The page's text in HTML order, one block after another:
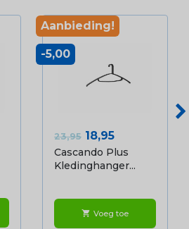
Normale prijs
23,95 Prijs
18,95
Cascando Plus
Kledinghanger...
shopping_cart Voeg toe
Aanbieding!
-5,00